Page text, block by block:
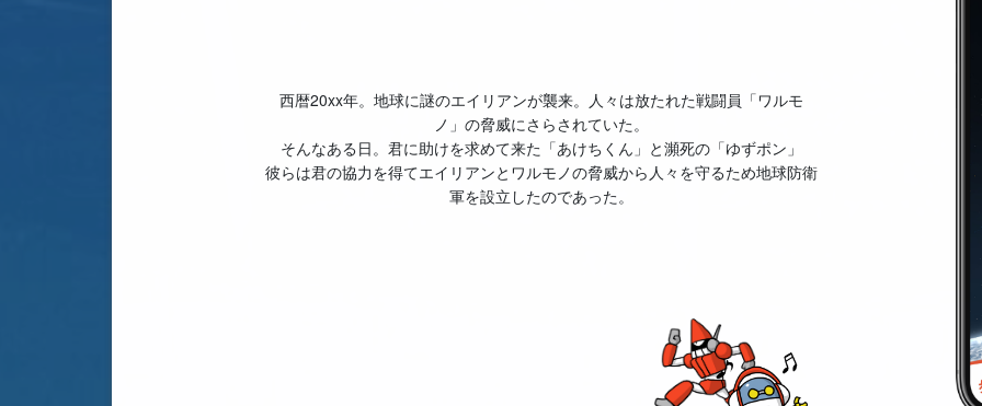
西暦20xx年。地球に謎のエイリアンが襲来。人々は放たれた戦闘員「ワルモ
ノ」の脅威にさらされていた。
そんなある日。君に助けを求めて来た「あけちくん」と瀕死の「ゆずポン」
彼らは君の協力を得てエイリアンとワルモノの脅威から人々を守るため地球防衛
軍を設立したのであった。